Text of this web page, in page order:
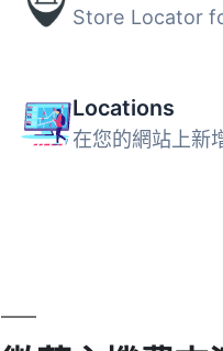
Locations